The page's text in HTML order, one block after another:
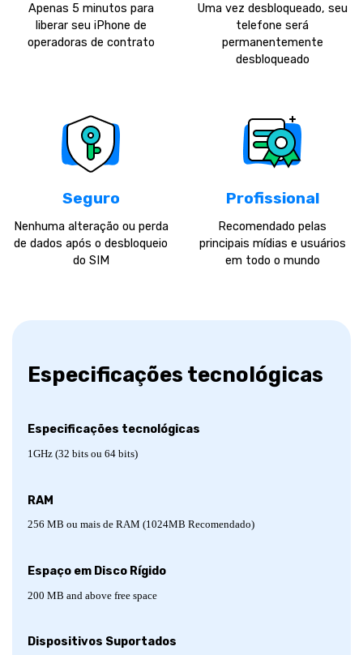
Apenas 5 minutos para
liberar seu iPhone de
operadoras de contrato
Uma vez desbloqueado, seu
telefone será
permanentemente
desbloqueado
Seguro
Nenhuma alteração ou perda
de dados após o desbloqueio
do SIM
Profissional
Recomendado pelas
principais mídias e usuários
em todo o mundo
Especificações tecnológicas
Especificações tecnológicas
1GHz (32 bits ou 64 bits)
RAM
256 MB ou mais de RAM (1024MB Recomendado)
Espaço em Disco Rígido
200 MB and above free space
Dispositivos Suportados